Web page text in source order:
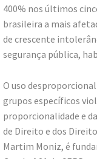
400% nos últimos
brasileira a mais
de crescente
segurança pública,
O uso
grupos específicos
proporcionalidade e
de Direito e dos
Martim Moniz, é